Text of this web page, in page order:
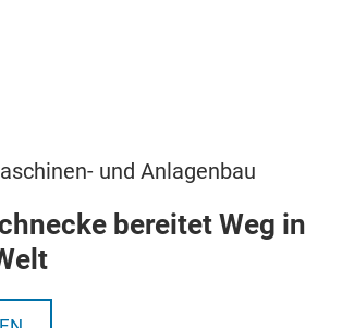
und Anlagenbau
bereitet Weg in